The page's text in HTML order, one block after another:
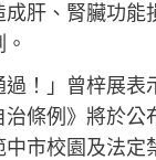
肝、腎臟功能
過！」曾梓展表
條例》將於公
市校園及法定